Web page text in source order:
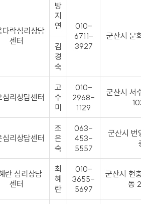
다락심리상담
센터
방
지
연
010-
6711-
3927
군산시 문화로
김
경
숙
심리상담센터
고
수
미
010-
2968-
1129
군산시 서수송
103호
심리상담센터
조
은
숙
063-
453-
5557
군산시 번영로
충
란 심리상담
센터
최
혜
란
010-
3655-
5697
군산시 현충로
동 201호